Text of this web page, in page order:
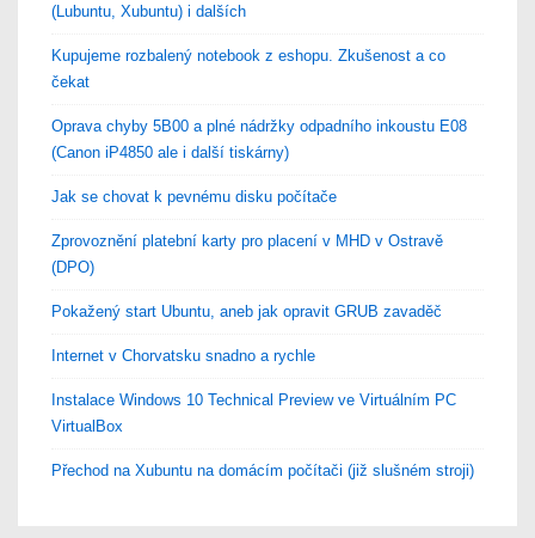
(Lubuntu, Xubuntu) i dalších
Kupujeme rozbalený notebook z eshopu. Zkušenost a co
čekat
Oprava chyby 5B00 a plné nádržky odpadního inkoustu E08
(Canon iP4850 ale i další tiskárny)
Jak se chovat k pevnému disku počítače
Zprovoznění platební karty pro placení v MHD v Ostravě
(DPO)
Pokažený start Ubuntu, aneb jak opravit GRUB zavaděč
Internet v Chorvatsku snadno a rychle
Instalace Windows 10 Technical Preview ve Virtuálním PC
VirtualBox
Přechod na Xubuntu na domácím počítači (již slušném stroji)